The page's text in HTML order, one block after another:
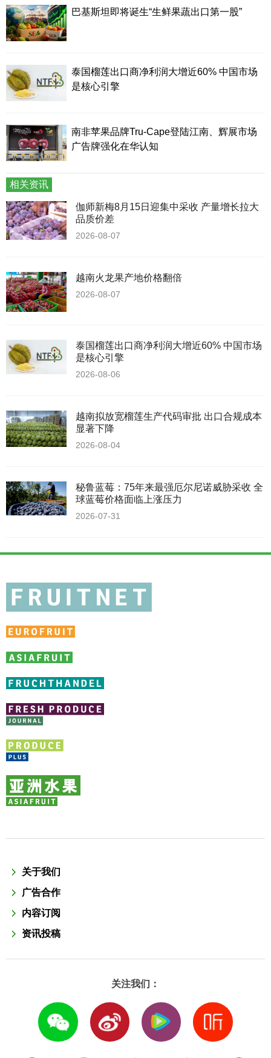
巴基斯坦即将诞生“生鲜果蔬出口第一股”
泰国榴莲出口商净利润大增近60% 中国市场
是核心引擎
南非苹果品牌Tru-Cape登陆江南、辉展市场
广告牌强化在华认知
相关资讯
伽师新梅8月15日迎集中采收 产量增长拉大
品质价差
2026-08-07
越南火龙果产地价格翻倍
2026-08-07
泰国榴莲出口商净利润大增近60% 中国市场
是核心引擎
2026-08-06
越南拟放宽榴莲生产代码审批 出口合规成本
显著下降
2026-08-04
秘鲁蓝莓：75年来最强厄尔尼诺威胁采收 全
球蓝莓价格面临上涨压力
2026-07-31
关于我们
广告合作
内容订阅
资讯投稿
关注我们：